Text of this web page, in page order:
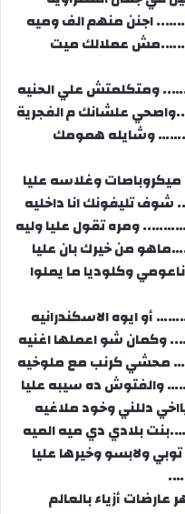
اجنن منهم الف وميه
عملالك ميت
ومتكلمتش علي الحنيه
علشانك م الفجرية
وشايله همومك
وغلاسه عليا
تليفونك انا داخليه
ومره تقول عليا وليه
من خيرك بان عليا
وكلوديا ما يملوا
ايوه الاسكندرانيه
وكمان شو اعملها اغنيه
محشي كرنب مع ملوخيه
والفتوش ده سيبه عليا
دللني وخود ملاغيه
بلادي دي ميه الميه
ولابسو وخيرها عليا
أزياء بالعالم